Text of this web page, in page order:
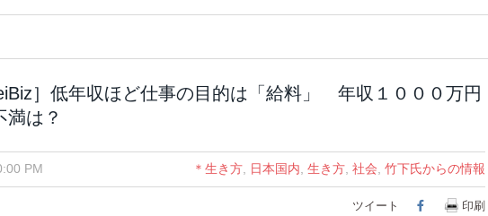
］低年収ほど仕事の目的は「給料」 年収１０００万円
満は？
PM ＊生き方, 日本国内 生き方, 社会 竹下氏からの情報
ツイート Facebook
印刷